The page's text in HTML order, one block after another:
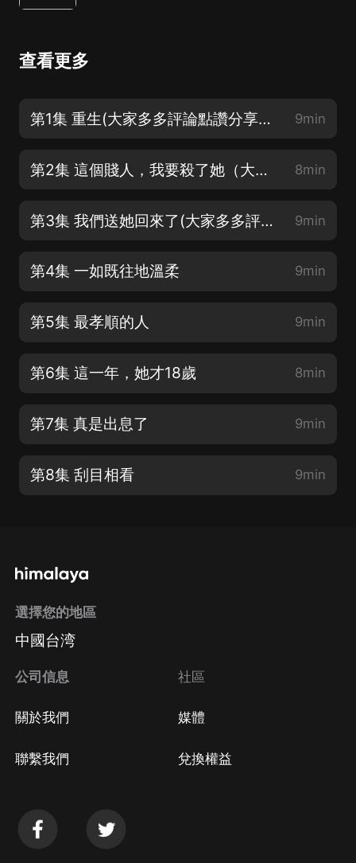
查看更多
第1集 重生(大家多多評論點讚分享，會在評論中抽獎哦） 9min
第2集 這個賤人，我要殺了她（大家要多多評論點讚哦） 8min
第3集 我們送她回來了(大家多多評論點讚分享，會在評論中抽獎哦） 9min
第4集 一如既往地溫柔 9min
第5集 最孝順的人 9min
第6集 這一年，她才18歲 8min
第7集 真是出息了 9min
第8集 刮目相看 9min
選擇您的地區
中國台湾
公司信息
關於我們
聯繫我們
社區
媒體
兌換權益